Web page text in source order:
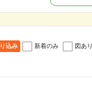
込み 新着のみ 図あり